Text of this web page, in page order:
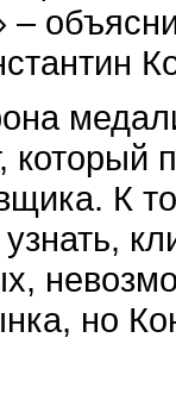
–
который
К
но